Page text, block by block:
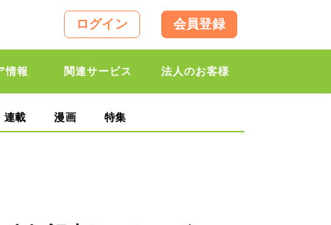
ログイン 会員登録
情報 関連サービス 法人のお客様
連載 漫画 特集